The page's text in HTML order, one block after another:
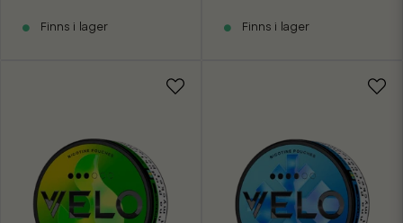
Finns i lager Finns i lager